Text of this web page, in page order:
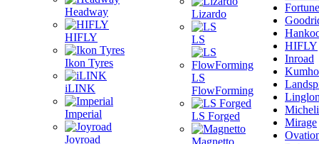
Headway
HIFLY
Ikon Tyres
iLINK
Imperial
Joyroad
Lizardo
LS
LS
FlowForming
LS Forged
Magnetto
Fortune
HIFLY
Inroad
Kumho
Mirage